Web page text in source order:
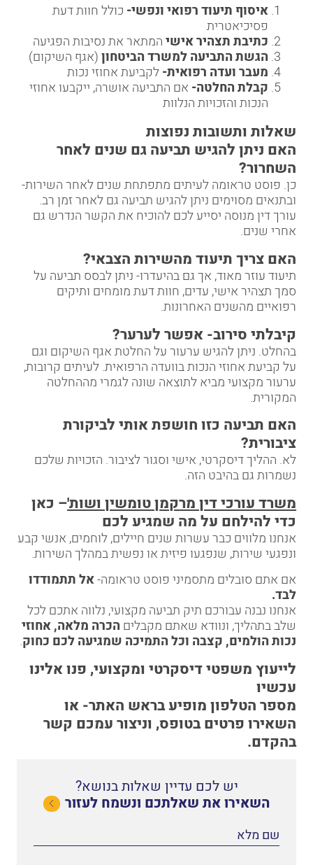
איסוף תיעוד רפואי ונפשי- כולל חוות דעת
פסיכיאטרית
כתיבת תצהיר אישיהמתאר את נסיבות הפגיעה
הגשת התביעה למשרד הביטחון(אגף השיקום)
מעבר ועדה רפואית-לקביעת אחוזי נכות
קבלת החלטה- אם התביעה אושרה, ייקבעו אחוזי
הנכות והזכויות הנלוות
שאלות ותשובות נפוצות
האם ניתן להגיש תביעה גם שנים לאחר
השחרור?
כן. פוסט טראומה לעיתים מתפתחת שנים לאחר השירות-
ובתנאים מסוימים ניתן להגיש תביעה גם לאחר זמן רב.
עורך דין מנוסה יסייע לכם להוכיח את הקשר הנדרש גם
אחרי שנים.
האם צריך תיעוד מהשירות הצבאי?
תיעוד עוזר מאוד, אך גם בהיעדרו- ניתן לבסס תביעה על
סמך תצהיר אישי, עדים, חוות דעת מומחים ותיקים
רפואיים מהשנים האחרונות.
קיבלתי סירוב- אפשר לערער?
בהחלט. ניתן להגיש ערעור על החלטת אגף השיקום וגם
על קביעת אחוזי הנכות בוועדה הרפואית. לעיתים קרובות,
ערעור מקצועי מביא לתוצאה שונה לגמרי מההחלטה
המקורית.
האם תביעה כזו חושפת אותי לביקורת
ציבורית?
לא. ההליך דיסקרטי, אישי וסגור לציבור. הזכויות שלכם
נשמרות גם בהיבט הזה.
משרד עורכי דין מרקמן טומשין ושות'– כאן
כדי להילחם על מה שמגיע לכם
אנחנו מלווים כבר עשרות שנים חיילים, לוחמים, אנשי קבע
ונפגעי שירות, שנפגעו פיזית או נפשית במהלך השירות.
אם אתם סובלים מתסמיני פוסט טראומה-אל תתמודדו
לבד.
אנחנו נבנה עבורכם תיק תביעה מקצועי, נלווה אתכם לכל
שלב בתהליך, ונוודא שאתם מקבלים הכרה מלאה, אחוזי
נכות הולמים, קצבה וכל התמיכה שמגיעה לכם כחוק.
לייעוץ משפטי דיסקרטי ומקצועי, פנו אלינו
עכשיו
מספר הטלפון מופיע בראש האתר- או
השאירו פרטים בטופס, וניצור עמכם קשר
בהקדם.
יש לכם עדיין שאלות בנושא?
השאירו את שאלתכם ונשמח לעזור